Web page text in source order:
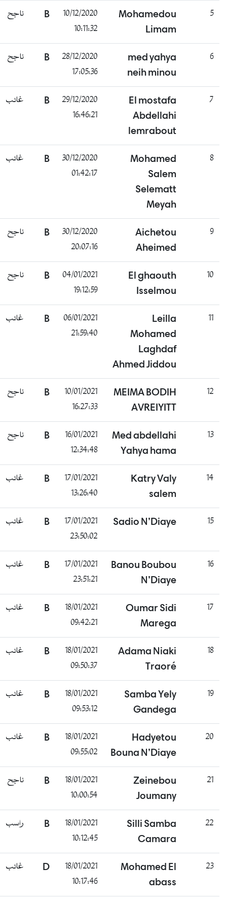
5
Mohamedou
Limam
10/12/2020
10:11:32
B ناجح
6
med yahya
neih minou
28/12/2020
17:05:36
B ناجح
7
El mostafa
Abdellahi
lemrabout
29/12/2020
16:46:21
B غائب
8
Mohamed
Salem
Selematt
Meyah
30/12/2020
01:42:17
B غائب
9
Aichetou
Aheimed
30/12/2020
20:07:16
B ناجح
10
El ghaouth
Isselmou
04/01/2021
19:12:59
B ناجح
11
Leilla
Mohamed
Laghdaf
Ahmed Jiddou
06/01/2021
21:59:40
B غائب
12
MEIMA BODIH
AVREIYITT
10/01/2021
16:27:33
B ناجح
13
Med abdellahi
Yahya hama
16/01/2021
12:34:48
B ناجح
14
Katry Valy
salem
17/01/2021
13:26:40
B غائب
15
Sadio N’Diaye
17/01/2021
23:50:02
B غائب
16
Banou Boubou
N’Diaye
17/01/2021
23:51:21
B غائب
17
Oumar Sidi
Marega
18/01/2021
09:42:21
B غائب
18
Adama Niaki
Traoré
18/01/2021
09:50:37
B غائب
19
Samba Yely
Gandega
18/01/2021
09:53:12
B غائب
20
Hadyetou
Bouna N’Diaye
18/01/2021
09:55:02
B غائب
21
Zeinebou
Joumany
18/01/2021
10:00:54
B ناجح
22
Silli Samba
Camara
18/01/2021
10:12:45
B راسب
23
Mohamed El
abass
18/01/2021
10:17:46
D غائب